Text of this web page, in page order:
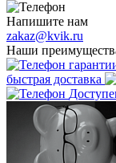
Напишите нам
zakaz@kvik.ru
Наши
быстрая доставка